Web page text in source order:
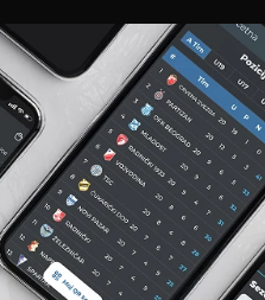
SPONZORI NEWS GALERIJE A TIM
– FK TSC